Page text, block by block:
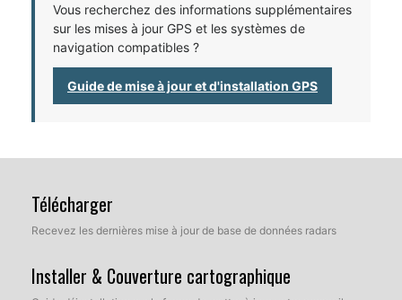
Vous recherchez des informations supplémentaires
sur les mises à jour GPS et les systèmes de
navigation compatibles ?
Guide de mise à jour et d'installation GPS
Télécharger
Recevez les dernières mise à jour de base de données radars
Installer & Couverture cartographique